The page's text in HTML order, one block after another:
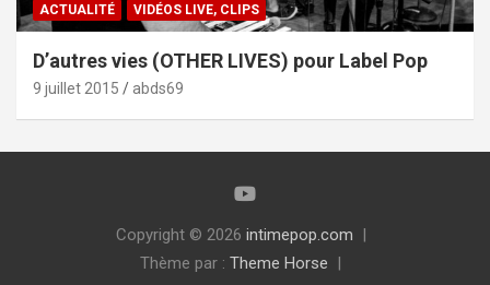
ACTUALITÉ VIDÉOS LIVE, CLIPS
D’autres vies (OTHER LIVES) pour Label Pop
9 juillet 2015 abds69
Copyright © 2026 intimepop.com
Thème par : Theme Horse